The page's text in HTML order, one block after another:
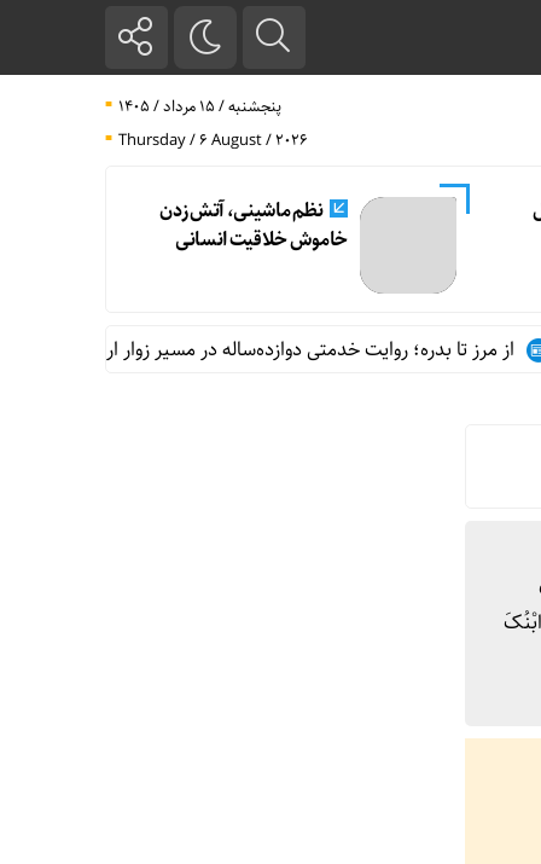
پنجشنبه / ۱۵ مرداد / ۱۴۰۵
Thursday / 6 August / 2026
نظم ماشینی، آتش زدن
خاموش خلاقیت انسانی
تا بدره؛ روایت خدمتی دوازده‌ساله در مسیر زوار اربعین